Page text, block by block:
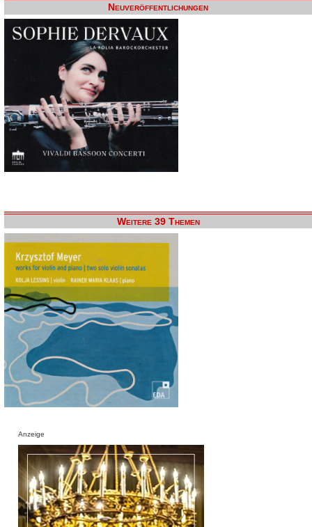
Neuveröffentlichungen
Weitere 39 Themen
Anzeige